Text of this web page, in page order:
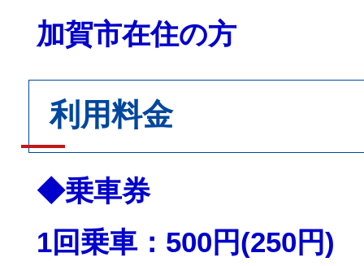
加賀市在住の方
利用料金
◆乗車券
1回乗車：500円(250円)